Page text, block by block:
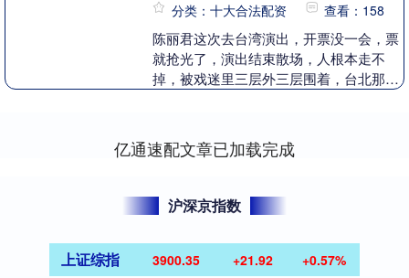
分类：十大合法配资 查看：158
陈丽君这次去台湾演出，开票没一会，票
就抢光了，演出结束散场，人根本走不
掉，被戏迷里三层外三层围着，台北那天
亿通速配文章已加载完成
沪深京指数
上证综指 3900.35 +21.92 +0.57%